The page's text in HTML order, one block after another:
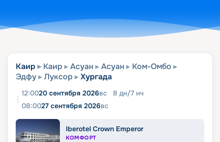
Каир Каир Асуан Асуан
Ком-Омбо
Эдфу
Луксор Хургада
12:0020 сентября 2026вс 8 дн/7 нч
08:0027 сентября 2026вс
Iberotel Crown Emperor
КОМФОРТ